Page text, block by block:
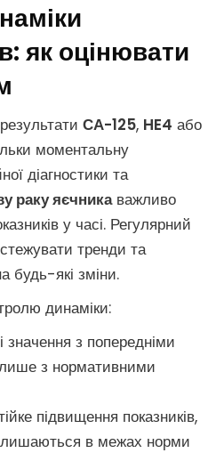
як оцінювати
СА-125, HE4 або
моментальну
діагностики та
раку яєчникаважливо
у часі. Регулярний
тренди та
будь-які зміни.
динаміки:
значення з попередніми
з нормативними
підвищення показників,
в межах норми